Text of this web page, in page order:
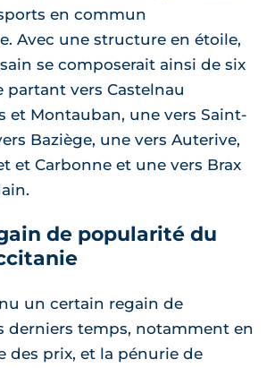
en commun
Avec une structure en étoile,
se composerait ainsi de six
partant vers Castelnau
et Montauban, une vers Saint-
Baziège, une vers Auterive,
et Carbonne et une vers Brax
de popularité du
un certain regain de
derniers temps, notamment en
des prix, et la pénurie de